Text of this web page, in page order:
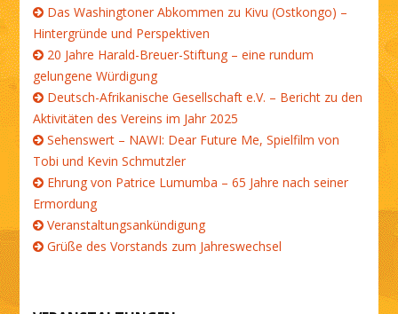
Das Washingtoner Abkommen zu Kivu (Ostkongo) –
Hintergründe und Perspektiven
20 Jahre Harald-Breuer-Stiftung – eine rundum
gelungene Würdigung
Deutsch-Afrikanische Gesellschaft e.V. – Bericht zu den
Aktivitäten des Vereins im Jahr 2025
Sehenswert – NAWI: Dear Future Me, Spielfilm von
Tobi und Kevin Schmutzler
Ehrung von Patrice Lumumba – 65 Jahre nach seiner
Ermordung
Veranstaltungsankündigung
Grüße des Vorstands zum Jahreswechsel